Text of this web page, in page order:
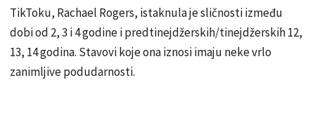
TikToku, Rachael Rogers, istaknula je sličnosti između
dobi od 2, 3 i 4 godine i predtinejdžerskih/tinejdžerskih 12,
13, 14 godina. Stavovi koje ona iznosi imaju neke vrlo
zanimljive podudarnosti.